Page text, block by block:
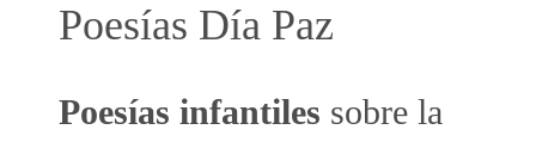
Poesías Día Paz
Poesías infantiles sobre la